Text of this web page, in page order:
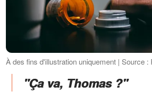
À des fins d'illustration uniquement | Source :
"Ça va, Thomas ?"